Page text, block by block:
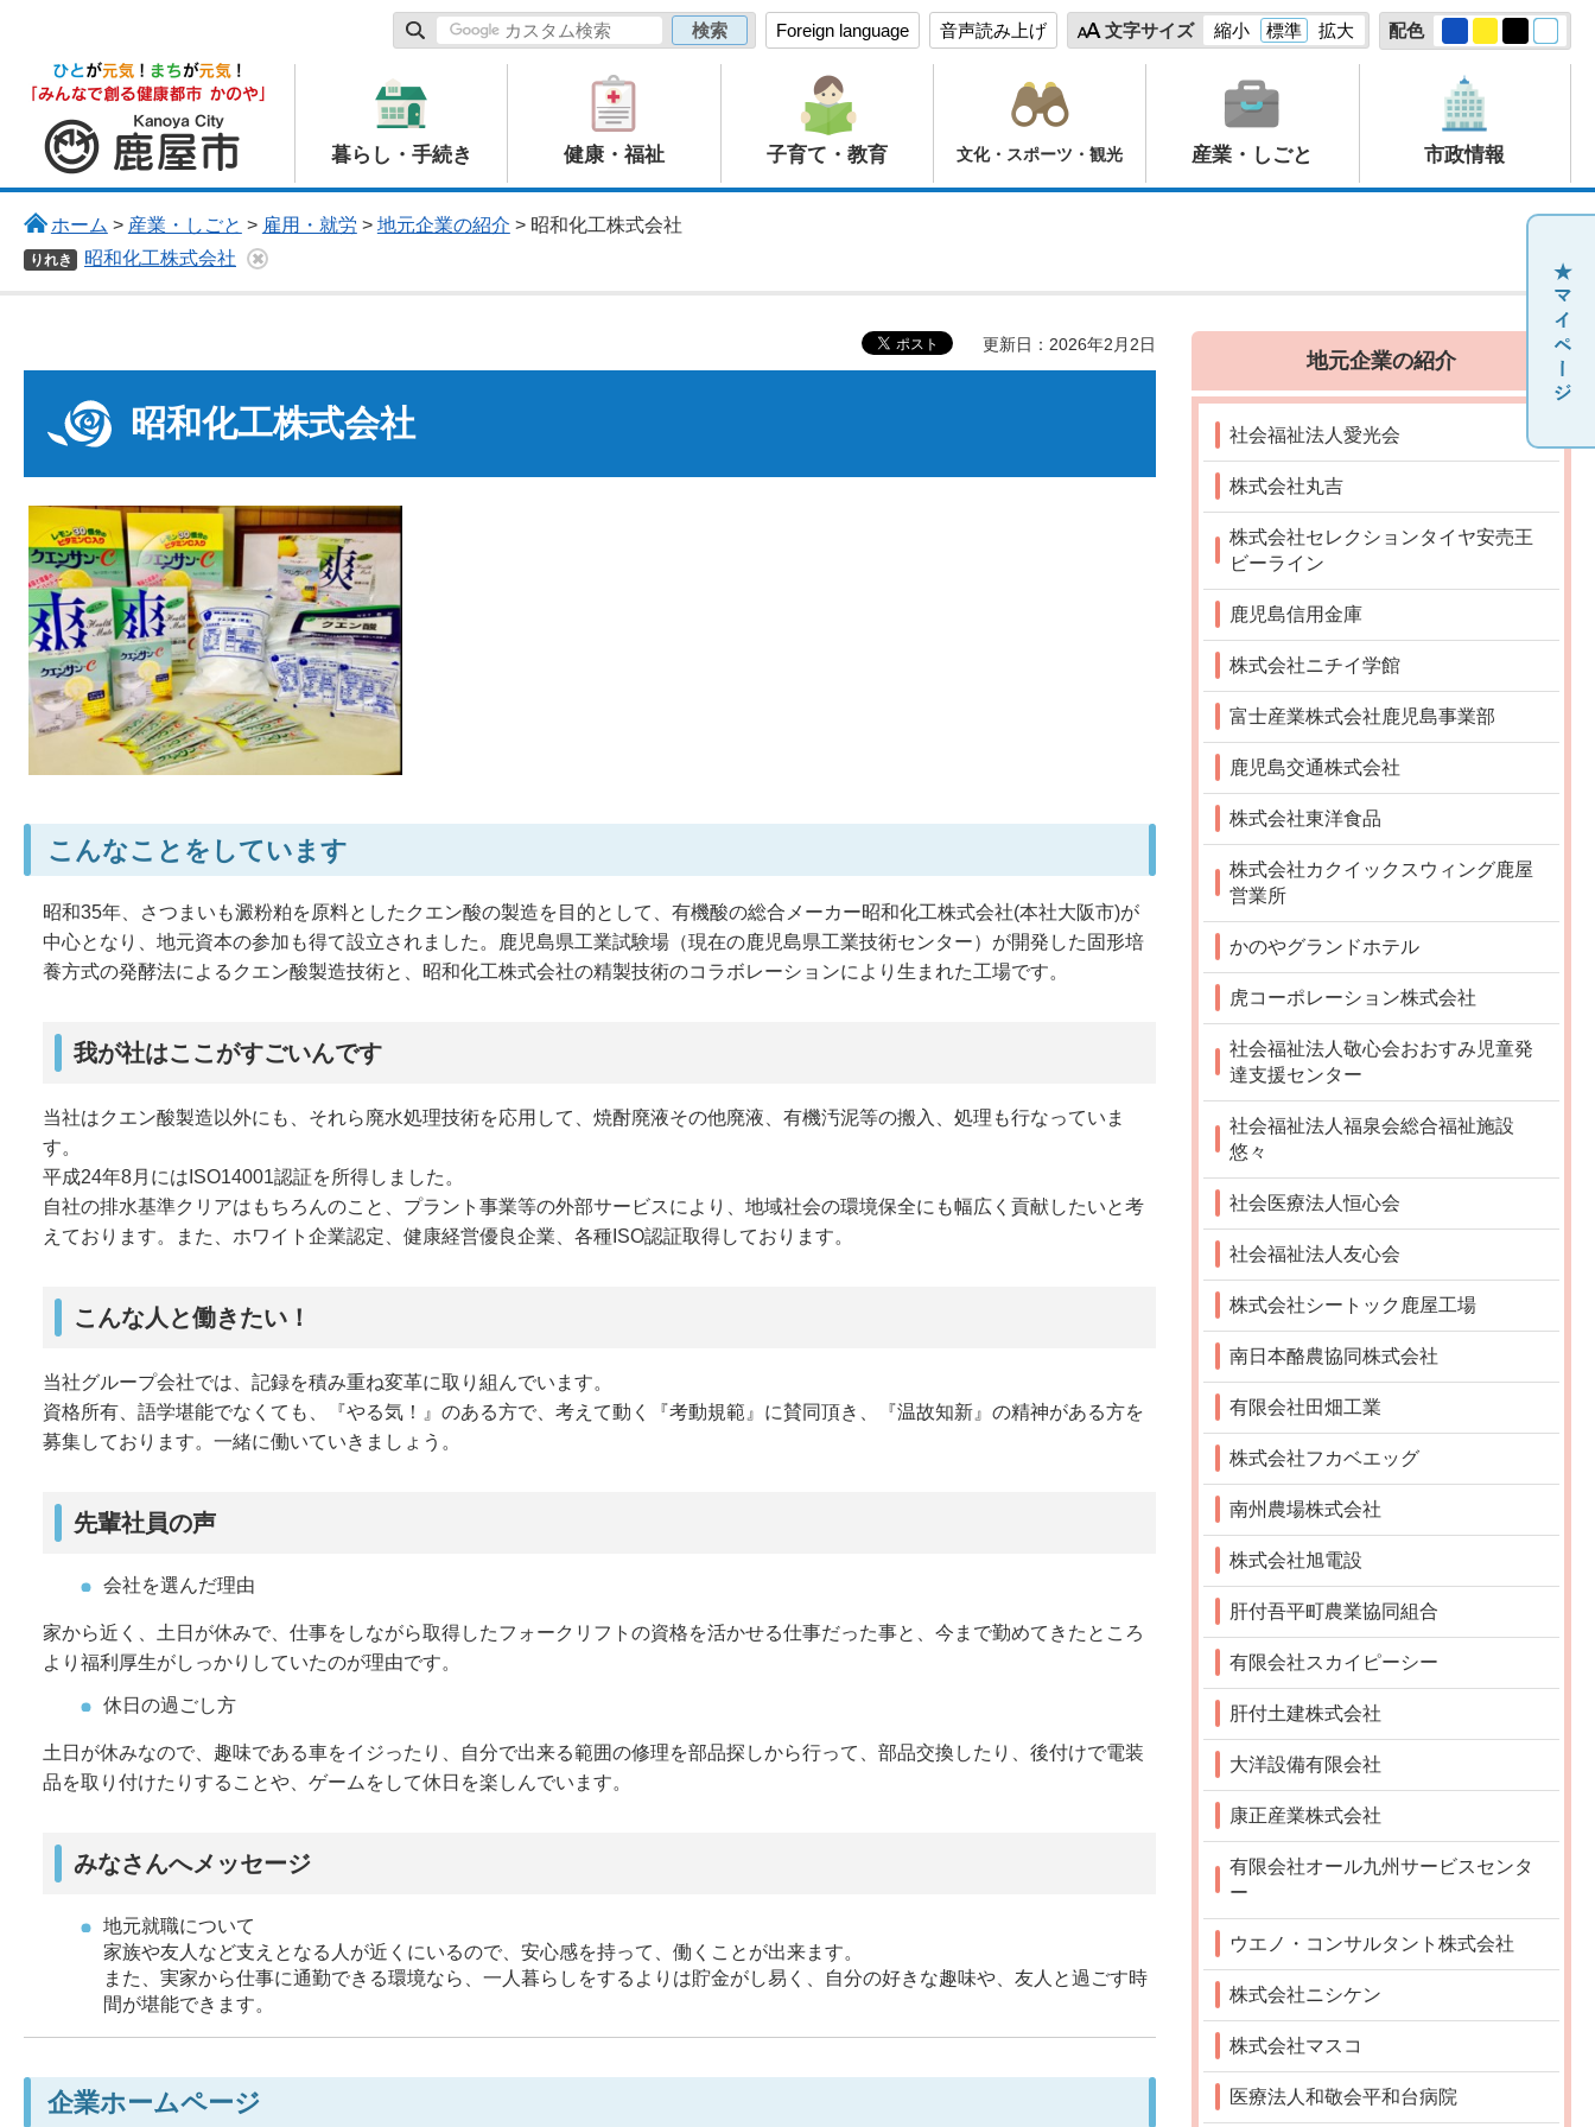
Foreign language 音声読み上げ 文字サイズ 縮小 標準 拡大 配色
鹿屋市
暮らし・手続き 健康・福祉 子育て・教育 文化・スポーツ・観光 産業・しごと 市政情報
ホーム > 産業・しごと > 雇用・就労 > 地元企業の紹介 > 昭和化工株式会社
りれき 昭和化工株式会社
更新日：2026年2月2日
昭和化工株式会社
こんなことをしています
昭和35年、さつまいも澱粉粕を原料としたクエン酸の製造を目的として、有機酸の総合メーカー昭和化工株式会社(本社大阪市)が
中心となり、地元資本の参加も得て設立されました。鹿児島県工業試験場（現在の鹿児島県工業技術センター）が開発した固形培
養方式の発酵法によるクエン酸製造技術と、昭和化工株式会社の精製技術のコラボレーションにより生まれた工場です。
我が社はここがすごいんです
当社はクエン酸製造以外にも、それら廃水処理技術を応用して、焼酎廃液その他廃液、有機汚泥等の搬入、処理も行なっていま
す。
平成24年8月にはISO14001認証を所得しました。
自社の排水基準クリアはもちろんのこと、プラント事業等の外部サービスにより、地域社会の環境保全にも幅広く貢献したいと考
えております。また、ホワイト企業認定、健康経営優良企業、各種ISO認証取得しております。
こんな人と働きたい！
当社グループ会社では、記録を積み重ね変革に取り組んでいます。
資格所有、語学堪能でなくても、『やる気！』のある方で、考えて動く『考動規範』に賛同頂き、『温故知新』の精神がある方を
募集しております。一緒に働いていきましょう。
先輩社員の声
会社を選んだ理由
家から近く、土日が休みで、仕事をしながら取得したフォークリフトの資格を活かせる仕事だった事と、今まで勤めてきたところ
より福利厚生がしっかりしていたのが理由です。
休日の過ごし方
土日が休みなので、趣味である車をイジったり、自分で出来る範囲の修理を部品探しから行って、部品交換したり、後付けで電装
品を取り付けたりすることや、ゲームをして休日を楽しんでいます。
みなさんへメッセージ
地元就職について
家族や友人など支えとなる人が近くにいるので、安心感を持って、働くことが出来ます。
また、実家から仕事に通勤できる環境なら、一人暮らしをするよりは貯金がし易く、自分の好きな趣味や、友人と過ごす時
間が堪能できます。
企業ホームページ
地元企業の紹介
社会福祉法人愛光会
株式会社丸吉
株式会社セレクションタイヤ安売王
ビーライン
鹿児島信用金庫
株式会社ニチイ学館
富士産業株式会社鹿児島事業部
鹿児島交通株式会社
株式会社東洋食品
株式会社カクイックスウィング鹿屋
営業所
かのやグランドホテル
虎コーポレーション株式会社
社会福祉法人敬心会おおすみ児童発
達支援センター
社会福祉法人福泉会総合福祉施設
悠々
社会医療法人恒心会
社会福祉法人友心会
株式会社シートック鹿屋工場
南日本酪農協同株式会社
有限会社田畑工業
株式会社フカベエッグ
南州農場株式会社
株式会社旭電設
肝付吾平町農業協同組合
有限会社スカイピーシー
肝付土建株式会社
大洋設備有限会社
康正産業株式会社
有限会社オール九州サービスセンタ
ー
ウエノ・コンサルタント株式会社
株式会社ニシケン
株式会社マスコ
医療法人和敬会平和台病院